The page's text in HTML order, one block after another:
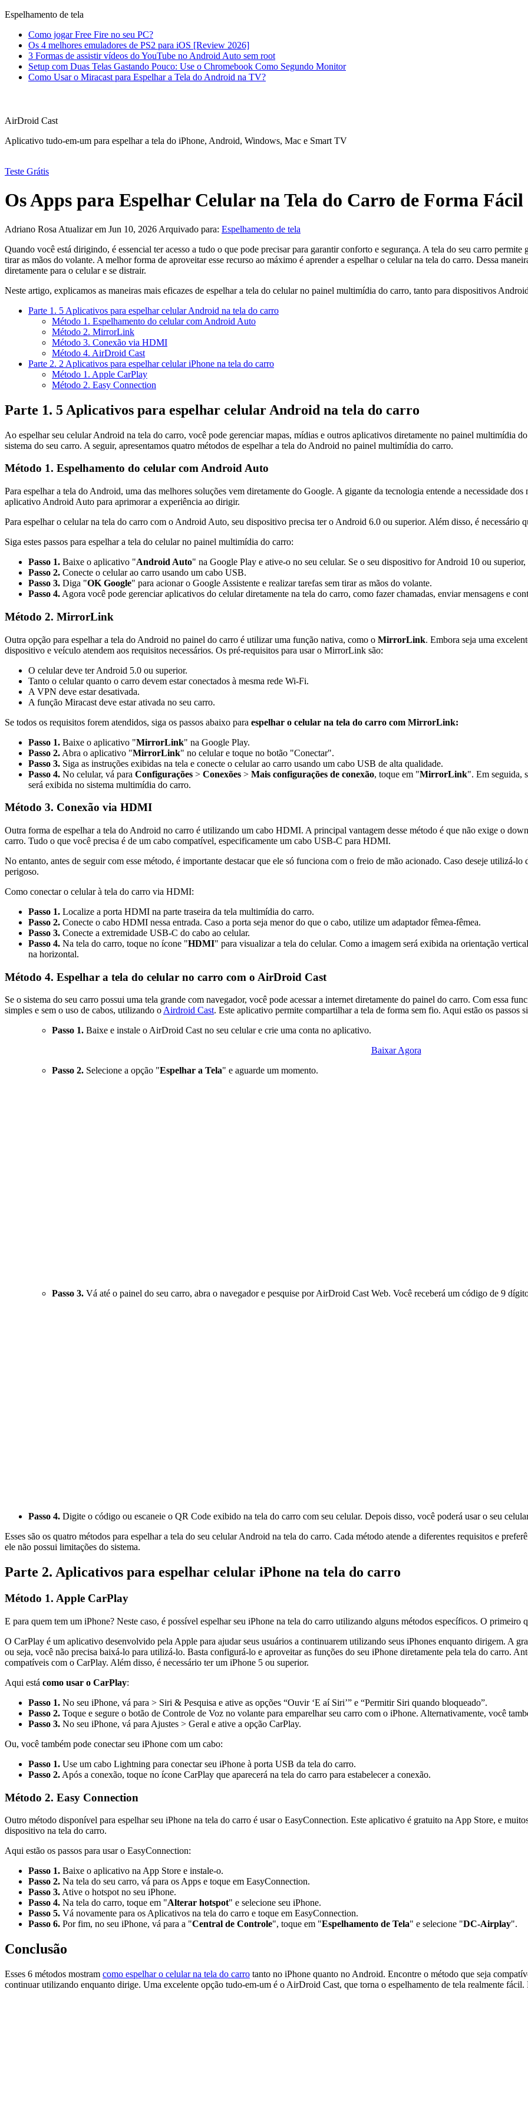
Espelhamento de tela
Como jogar Free Fire no seu PC?
Os 4 melhores emuladores de PS2 para iOS [Review 2026]
3 Formas de assistir vídeos do YouTube no Android Auto sem root
Setup com Duas Telas Gastando Pouco: Use o Chromebook Como Segundo Monitor
Como Usar o Miracast para Espelhar a Tela do Android na TV?
AirDroid Cast
Aplicativo tudo-em-um para espelhar a tela do iPhone, Android, Windows, Mac e Smart TV
Teste Grátis
Os Apps para Espelhar Celular na Tela do Carro de Forma
Adriano Rosa Atualizar em Jun 10, 2026 Arquivado para: Espelhamento de tela
Quando você está dirigindo, é essencial ter acesso a tudo o que pode precisar para garantir conforto e segurança. A tela do seu carro permite
tirar as mãos do volante. A melhor forma de aproveitar esse recurso ao máximo é aprender a espelhar o celular na tela do carro. Dessa
diretamente para o celular e se distrair.
Neste artigo, explicamos as maneiras mais eficazes de espelhar a tela do celular no painel multimídia do carro, tanto para dispositivos
Parte 1. 5 Aplicativos para espelhar celular Android na tela do carro
Método 1. Espelhamento do celular com Android Auto
Método 2. MirrorLink
Método 3. Conexão via HDMI
Método 4. AirDroid Cast
Parte 2. 2 Aplicativos para espelhar celular iPhone na tela do carro
Método 1. Apple CarPlay
Método 2. Easy Connection
Parte 1. 5 Aplicativos para espelhar celular Android na tela do carro
Ao espelhar seu celular Android na tela do carro, você pode gerenciar mapas, mídias e outros aplicativos diretamente no painel multimídia
sistema do seu carro. A seguir, apresentamos quatro métodos de espelhar a tela do Android no painel multimídia do carro.
Método 1. Espelhamento do celular com Android Auto
Para espelhar a tela do Android, uma das melhores soluções vem diretamente do Google. A gigante da tecnologia entende a necessidade
aplicativo Android Auto para aprimorar a experiência ao dirigir.
Para espelhar o celular na tela do carro com o Android Auto, seu dispositivo precisa ter o Android 6.0 ou superior. Além disso, é necessário
Siga estes passos para espelhar a tela do celular no painel multimídia do carro:
Passo 1. Baixe o aplicativo "Android Auto" na Google Play e ative-o no seu celular. Se o seu dispositivo for Android 10 ou
Passo 2. Conecte o celular ao carro usando um cabo USB.
Passo 3. Diga "OK Google" para acionar o Google Assistente e realizar tarefas sem tirar as mãos do volante.
Passo 4. Agora você pode gerenciar aplicativos do celular diretamente na tela do carro, como fazer chamadas, enviar mensagens e
Método 2. MirrorLink
Outra opção para espelhar a tela do Android no painel do carro é utilizar uma função nativa, como o MirrorLink. Embora seja uma
dispositivo e veículo atendem aos requisitos necessários. Os pré-requisitos para usar o MirrorLink são:
O celular deve ter Android 5.0 ou superior.
Tanto o celular quanto o carro devem estar conectados à mesma rede Wi-Fi.
A VPN deve estar desativada.
A função Miracast deve estar ativada no seu carro.
Se todos os requisitos forem atendidos, siga os passos abaixo para espelhar o celular na tela do carro com MirrorLink:
Passo 1. Baixe o aplicativo "MirrorLink" na Google Play.
Passo 2. Abra o aplicativo "MirrorLink" no celular e toque no botão "Conectar".
Passo 3. Siga as instruções exibidas na tela e conecte o celular ao carro usando um cabo USB de alta qualidade.
Passo 4. No celular, vá para Configurações > Conexões > Mais configurações de conexão, toque em "MirrorLink". Em seguida,
será exibida no sistema multimídia do carro.
Método 3. Conexão via HDMI
Outra forma de espelhar a tela do Android no carro é utilizando um cabo HDMI. A principal vantagem desse método é que não exige o
carro. Tudo o que você precisa é de um cabo compatível, especificamente um cabo USB-C para HDMI.
No entanto, antes de seguir com esse método, é importante destacar que ele só funciona com o freio de mão acionado. Caso deseje utilizá-
perigoso.
Como conectar o celular à tela do carro via HDMI:
Passo 1. Localize a porta HDMI na parte traseira da tela multimídia do carro.
Passo 2. Conecte o cabo HDMI nessa entrada. Caso a porta seja menor do que o cabo, utilize um adaptador fêmea-fêmea.
Passo 3. Conecte a extremidade USB-C do cabo ao celular.
Passo 4. Na tela do carro, toque no ícone "HDMI" para visualizar a tela do celular. Como a imagem será exibida na orientação
na horizontal.
Método 4. Espelhar a tela do celular no carro com o AirDroid Cast
Se o sistema do seu carro possui uma tela grande com navegador, você pode acessar a internet diretamente do painel do carro. Com essa
simples e sem o uso de cabos, utilizando oAirdroid Cast. Este aplicativo permite compartilhar a tela de forma sem fio. Aqui estão os passos
Passo 1. Baixe e instale o AirDroid Cast no seu celular e crie uma conta no aplicativo.
Baixar Agora
Passo 2. Selecione a opção "Espelhar a Tela" e aguarde um momento.
Passo 3. Vá até o painel do seu carro, abra o navegador e pesquise por AirDroid Cast Web. Você receberá um código de 9
Passo 4. Digite o código ou escaneie o QR Code exibido na tela do carro com seu celular. Depois disso, você poderá usar o seu
Esses são os quatro métodos para espelhar a tela do seu celular Android na tela do carro. Cada método atende a diferentes requisitos e
ele não possui limitações do sistema.
Parte 2. Aplicativos para espelhar celular iPhone na tela do carro
Método 1. Apple CarPlay
E para quem tem um iPhone? Neste caso, é possível espelhar seu iPhone na tela do carro utilizando alguns métodos específicos. O primeiro
O CarPlay é um aplicativo desenvolvido pela Apple para ajudar seus usuários a continuarem utilizando seus iPhones enquanto dirigem. A
ou seja, você não precisa baixá-lo para utilizá-lo. Basta configurá-lo e aproveitar as funções do seu iPhone diretamente pela tela do carro.
compatíveis com o CarPlay. Além disso, é necessário ter um iPhone 5 ou superior.
Aqui está como usar o CarPlay:
Passo 1. No seu iPhone, vá para > Siri & Pesquisa e ative as opções “Ouvir ‘E aí Siri’” e “Permitir Siri quando bloqueado”.
Passo 2. Toque e segure o botão de Controle de Voz no volante para emparelhar seu carro com o iPhone. Alternativamente, você
Passo 3. No seu iPhone, vá para Ajustes > Geral e ative a opção CarPlay.
Ou, você também pode conectar seu iPhone com um cabo:
Passo 1. Use um cabo Lightning para conectar seu iPhone à porta USB da tela do carro.
Passo 2. Após a conexão, toque no ícone CarPlay que aparecerá na tela do carro para estabelecer a conexão.
Método 2. Easy Connection
Outro método disponível para espelhar seu iPhone na tela do carro é usar o EasyConnection. Este aplicativo é gratuito na App Store, e
dispositivo na tela do carro.
Aqui estão os passos para usar o EasyConnection:
Passo 1. Baixe o aplicativo na App Store e instale-o.
Passo 2. Na tela do seu carro, vá para os Apps e toque em EasyConnection.
Passo 3.Ative o hotspot no seu iPhone.
Passo 4. Na tela do carro, toque em "Alterar hotspot" e selecione seu iPhone.
Passo 5. Vá novamente para os Aplicativos na tela do carro e toque em EasyConnection.
Passo 6. Por fim, no seu iPhone, vá para a "Central de Controle", toque em "Espelhamento de Tela" e selecione "DC-Airplay".
Conclusão
Esses 6 métodos mostram como espelhar o celular na tela do carro tanto no iPhone quanto no Android. Encontre o método que seja
continuar utilizando enquanto dirige. Uma excelente opção tudo-em-um é o AirDroid Cast, que torna o espelhamento de tela realmente